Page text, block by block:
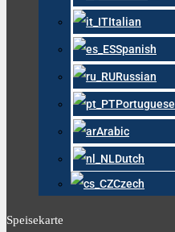
Italian
Spanish
Russian
Portuguese
Arabic
Dutch
Czech
Speisekarte